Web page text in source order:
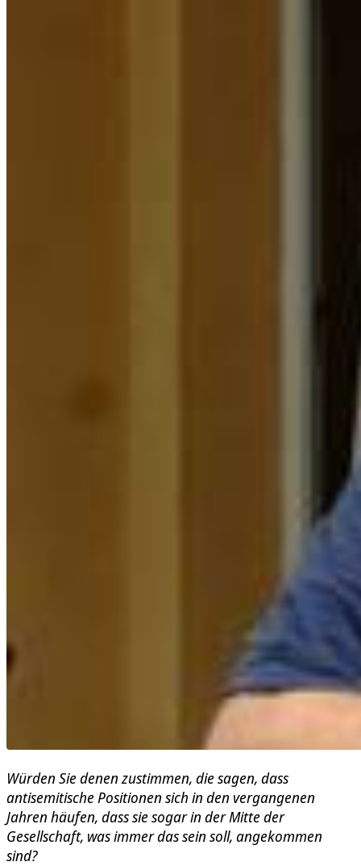
Würden Sie denen zustimmen, die sagen, dass
antisemitische Positionen sich in den vergangenen
Jahren häufen, dass sie sogar in der Mitte der
Gesellschaft, was immer das sein soll, angekommen
sind?